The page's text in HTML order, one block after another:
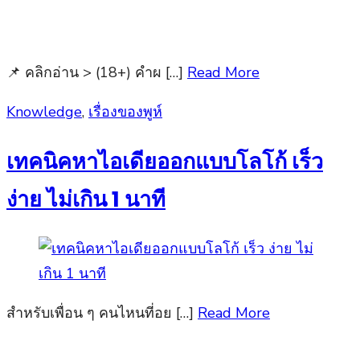
📌 คลิกอ่าน > (18+) คำผ […] Read More
Posted
Knowledge, เรื่องของพูห์
เทคนิคหาไอเดียออกแบบโลโก้ เร็ว
ง่าย ไม่เกิน 1 นาที
สำหรับเพื่อน ๆ คนไหนที่อย […] Read More